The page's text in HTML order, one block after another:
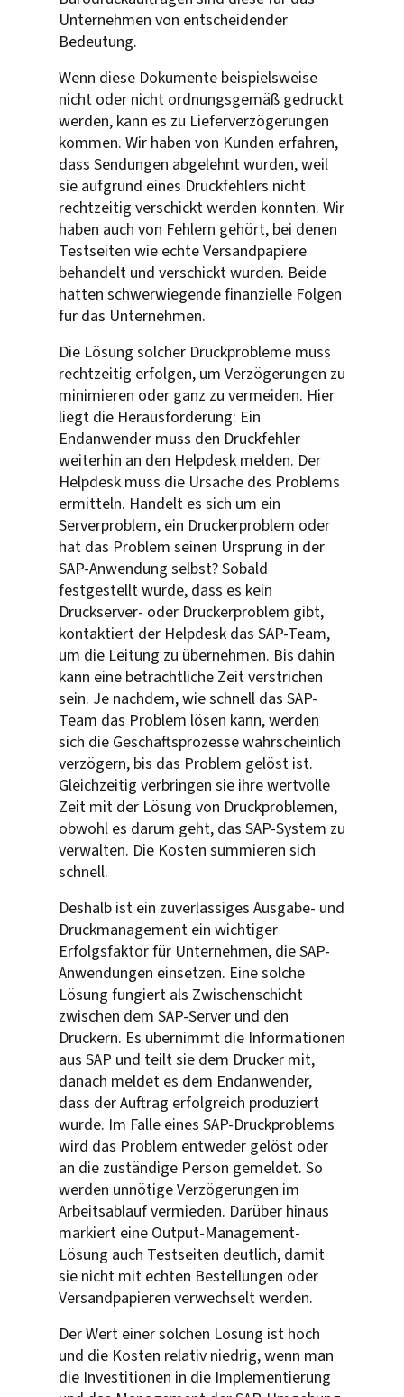
Unternehmen von entscheidender
Bedeutung.
Wenn diese Dokumente beispielsweise
nicht oder nicht ordnungsgemäß gedruckt
werden, kann es zu Lieferverzögerungen
kommen. Wir haben von Kunden erfahren,
dass Sendungen abgelehnt wurden, weil
sie aufgrund eines Druckfehlers nicht
rechtzeitig verschickt werden konnten. Wir
haben auch von Fehlern gehört, bei denen
Testseiten wie echte Versandpapiere
behandelt und verschickt wurden. Beide
hatten schwerwiegende finanzielle Folgen
für das Unternehmen.
Die Lösung solcher Druckprobleme muss
rechtzeitig erfolgen, um Verzögerungen zu
minimieren oder ganz zu vermeiden. Hier
liegt die Herausforderung: Ein
Endanwender muss den Druckfehler
weiterhin an den Helpdesk melden. Der
Helpdesk muss die Ursache des Problems
ermitteln. Handelt es sich um ein
Serverproblem, ein Druckerproblem oder
hat das Problem seinen Ursprung in der
SAP-Anwendung selbst? Sobald
festgestellt wurde, dass es kein
Druckserver- oder Druckerproblem gibt,
kontaktiert der Helpdesk das SAP-Team,
um die Leitung zu übernehmen. Bis dahin
kann eine beträchtliche Zeit verstrichen
sein. Je nachdem, wie schnell das SAP-
Team das Problem lösen kann, werden
sich die Geschäftsprozesse wahrscheinlich
verzögern, bis das Problem gelöst ist.
Gleichzeitig verbringen sie ihre wertvolle
Zeit mit der Lösung von Druckproblemen,
obwohl es darum geht, das SAP-System zu
verwalten. Die Kosten summieren sich
schnell.
Deshalb ist ein zuverlässiges Ausgabe- und
Druckmanagement ein wichtiger
Erfolgsfaktor für Unternehmen, die SAP-
Anwendungen einsetzen. Eine solche
Lösung fungiert als Zwischenschicht
zwischen dem SAP-Server und den
Druckern. Es übernimmt die Informationen
aus SAP und teilt sie dem Drucker mit,
danach meldet es dem Endanwender,
dass der Auftrag erfolgreich produziert
wurde. Im Falle eines SAP-Druckproblems
wird das Problem entweder gelöst oder
an die zuständige Person gemeldet. So
werden unnötige Verzögerungen im
Arbeitsablauf vermieden. Darüber hinaus
markiert eine Output-Management-
Lösung auch Testseiten deutlich, damit
sie nicht mit echten Bestellungen oder
Versandpapieren verwechselt werden.
Der Wert einer solchen Lösung ist hoch
und die Kosten relativ niedrig, wenn man
die Investitionen in die Implementierung